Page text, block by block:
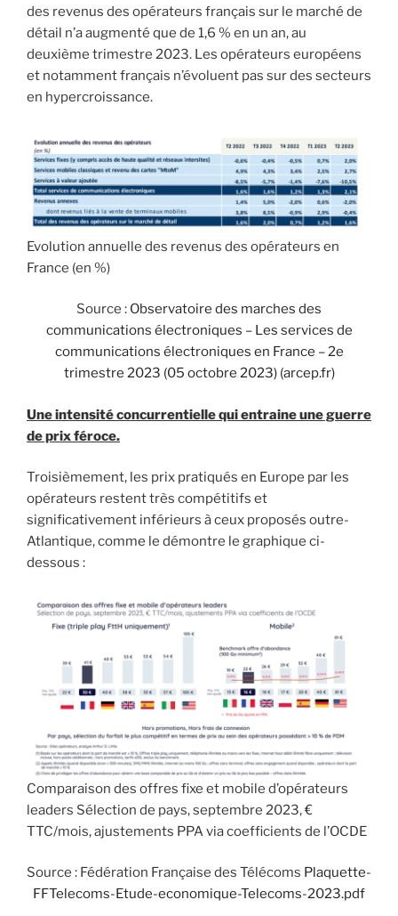
des revenus des opérateurs français sur le marché de
détail n’a augmenté que de 1,6 % en un an, au
deuxième trimestre 2023. Les opérateurs européens
et notamment français n’évoluent pas sur des secteurs
en hypercroissance.
Evolution annuelle des revenus des opérateurs en
France (en %)
Source : Observatoire des marches des
communications électroniques – Les services de
communications électroniques en France – 2e
trimestre 2023 (05 octobre 2023) (arcep.fr)
Une intensité concurrentielle qui entraine une guerre
de prix féroce.
Troisièmement, les prix pratiqués en Europe par les
opérateurs restent très compétitifs et
significativement inférieurs à ceux proposés outre-
Atlantique, comme le démontre le graphique ci-
dessous :
Comparaison des offres fixe et mobile d’opérateurs
leaders Sélection de pays, septembre 2023, €
TTC/mois, ajustements PPA via coefficients de l’OCDE
Source : Fédération Française des Télécoms Plaquette-
FFTelecoms-Etude-economique-Telecoms-2023.pdf